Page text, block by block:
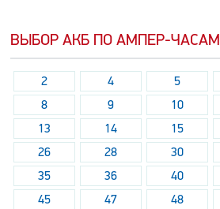
ВЫБОР АКБ ПО АМПЕР-ЧАСАМ
2 4 5
8
9 10
13
14 15
26
28 30
35
36 40
45
47 48